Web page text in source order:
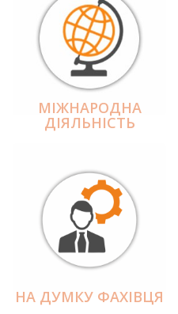
МІЖНАРОДНА
ДІЯЛЬНІCТЬ
НА ДУМКУ ФАХІВЦЯ